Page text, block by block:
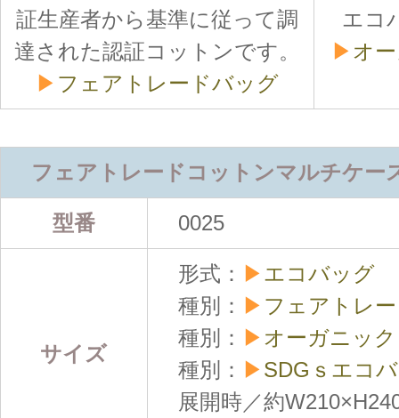
証生産者から基準に従って調
達された認証コットンです。
▶ フェアトレードバッグ
エコ
▶オ
フェアトレードコットンマルチケ
型番 0025
サイズ
形式： ▶エコバッグ
種別： ▶ フェアトレ
種別： ▶オーガニッ
種別： ▶SDGｓエコ
展開時／約